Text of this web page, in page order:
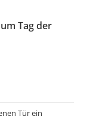
Tag der
Tür ein